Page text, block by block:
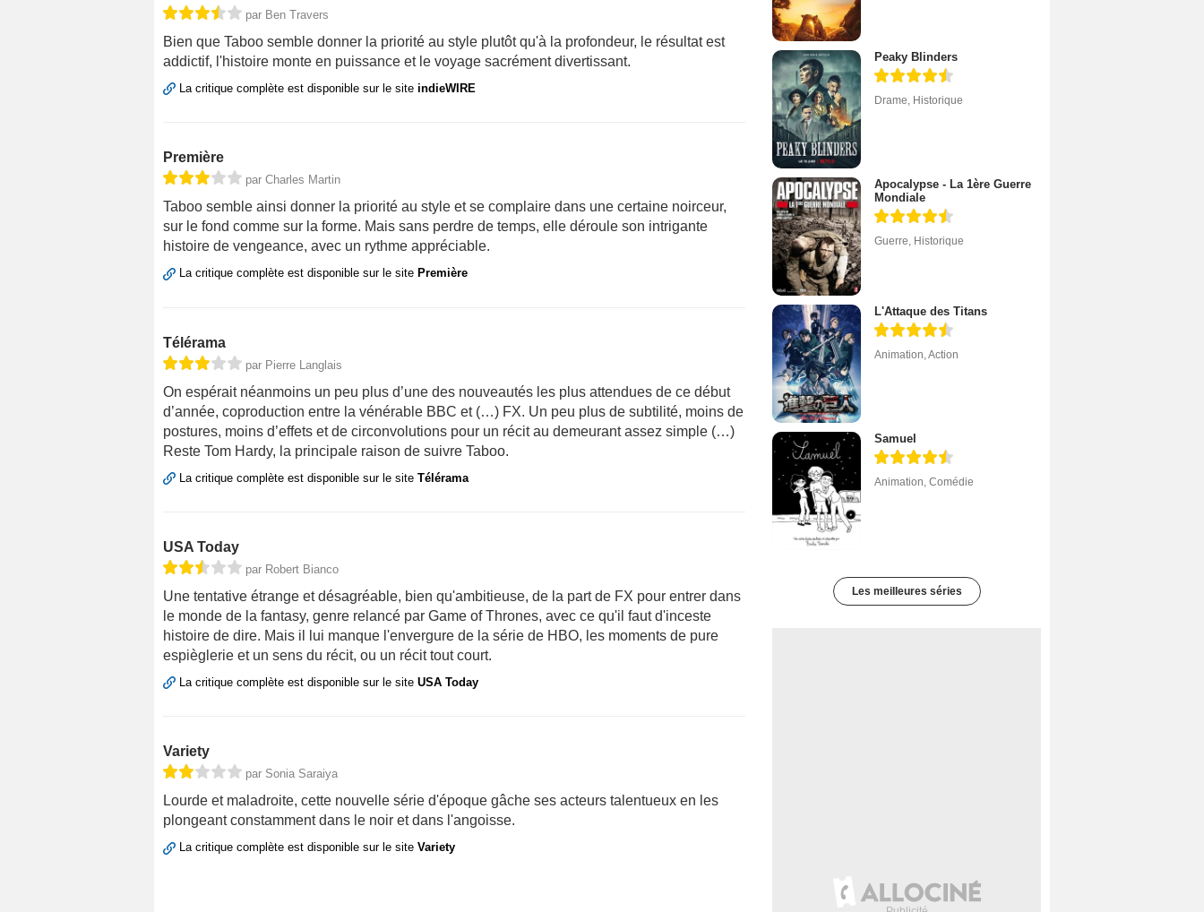
par Ben Travers
Bien que Taboo semble donner la priorité au style plutôt qu'à la profondeur, le résultat est
addictif, l'histoire monte en puissance et le voyage sacrément divertissant.
La critique complète est disponible sur le site indieWIRE
Première
par Charles Martin
Taboo semble ainsi donner la priorité au style et se complaire dans une certaine noirceur,
sur le fond comme sur la forme. Mais sans perdre de temps, elle déroule son intrigante
histoire de vengeance, avec un rythme appréciable.
La critique complète est disponible sur le site Première
Télérama
par Pierre Langlais
On espérait néanmoins un peu plus d’une des nouveautés les plus attendues de ce début
d’année, coproduction entre la vénérable BBC et (…) FX. Un peu plus de subtilité, moins de
postures, moins d’effets et de circonvolutions pour un récit au demeurant assez simple (…)
Reste Tom Hardy, la principale raison de suivre Taboo.
La critique complète est disponible sur le site Télérama
USA Today
par Robert Bianco
Une tentative étrange et désagréable, bien qu'ambitieuse, de la part de FX pour entrer dans
le monde de la fantasy, genre relancé par Game of Thrones, avec ce qu'il faut d'inceste
histoire de dire. Mais il lui manque l'envergure de la série de HBO, les moments de pure
espièglerie et un sens du récit, ou un récit tout court.
La critique complète est disponible sur le site USA Today
Variety
par Sonia Saraiya
Lourde et maladroite, cette nouvelle série d'époque gâche ses acteurs talentueux en les
plongeant constamment dans le noir et dans l'angoisse.
La critique complète est disponible sur le site Variety
Peaky Blinders
Drame, Historique
Apocalypse - La 1ère Guerre
Mondiale
Guerre, Historique
L'Attaque des Titans
Animation,Action
Samuel
Animation, Comédie
Les meilleures séries